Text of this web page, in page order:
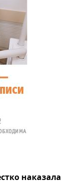
наказала